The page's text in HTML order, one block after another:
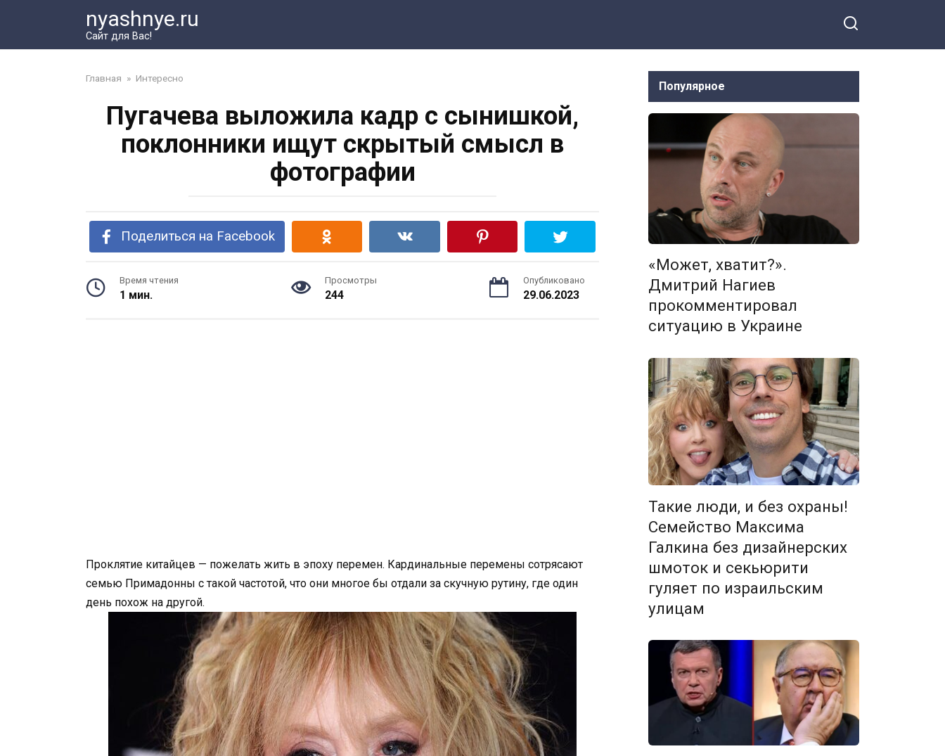
nyashnye.ru
Сайт для Вас!
Главная » Интересно
Пугачева выложила кадр с сынишкой,
поклонники ищут скрытый смысл в
фотографии
Поделиться на Facebook
Время чтения
1 мин.
Просмотры
244
Опубликовано
29.06.2023
Проклятие китайцев — пожелать жить в эпоху перемен. Кардинальные перемены сотрясают
семью Примадонны с такой частотой, что они многое бы отдали за скучную рутину, где один
день похож на другой.
Популярное
«Может, хватит?».
Дмитрий Нагиев
прокомментировал
ситуацию в Украине
Такие люди, и без охраны!
Семейство Максима
Галкина без дизайнерских
шмоток и секьюрити
гуляет по израильским
улицам